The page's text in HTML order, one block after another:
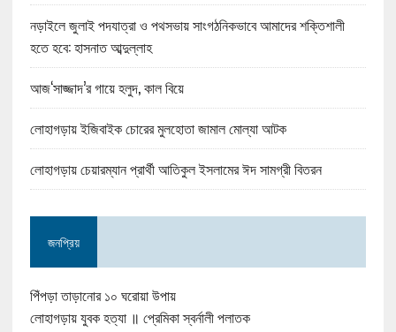
নড়াইলে জুলাই পদযাত্রা ও পথসভায় সাংগঠনিকভাবে আমাদের শক্তিশালী
হতে হবে: হাসনাত আব্দুল্লাহ
আজ‘সাজ্জাদ’র গায়ে হলুদ, কাল বিয়ে
লোহাগড়ায় ইজিবাইক চোরের মুলহোতা জামাল মোল্যা আটক
লোহাগড়ায় চেয়ারম্যান প্রার্থী আতিকুল ইসলামের ঈদ সামগ্রী বিতরন
জনপ্রিয়
পিঁপড়া তাড়ানোর ১০ ঘরোয়া উপায়
লোহাগড়ায় যুবক হত্যা ॥ প্রেমিকা স্বর্নালী পলাতক